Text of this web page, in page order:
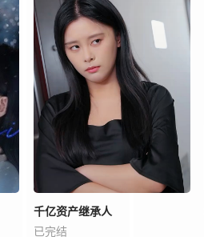
千亿资产继承人
已完结